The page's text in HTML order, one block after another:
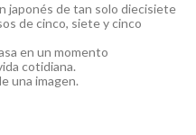
japonés de tan solo diecisiete
de cinco, siete y cinco
en un momento
cotidiana.
una imagen.